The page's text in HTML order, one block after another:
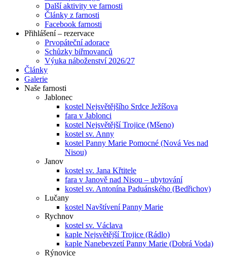
Další aktivity ve farnosti
Články z farnosti
Facebook farnosti
Přihlášení – rezervace
Prvopáteční adorace
Schůzky biřmovanců
Výuka náboženství 2026/27
Články
Galerie
Naše farnosti
Jablonec
kostel Nejsvětějšího Srdce Ježíšova
fara v Jablonci
kostel Nejsvětější Trojice (Mšeno)
kostel sv. Anny
kostel Panny Marie Pomocné (Nová Ves nad
Nisou)
Janov
kostel sv. Jana Křtitele
fara v Janově nad Nisou – ubytování
kostel sv. Antonína Paduánského (Bedřichov)
Lučany
kostel Navštívení Panny Marie
Rychnov
kostel sv. Václava
kaple Nejsvětější Trojice (Rádlo)
kaple Nanebevzetí Panny Marie (Dobrá Voda)
Rýnovice